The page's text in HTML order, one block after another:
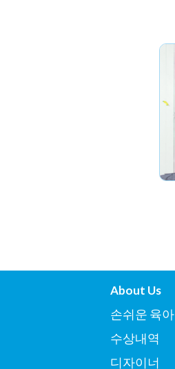
About Us
손쉬운 육아
수상내역
디자이너